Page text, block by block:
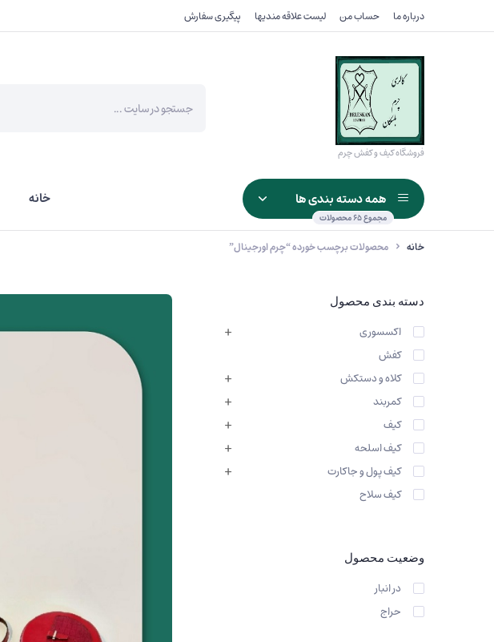
درباره ما حساب من لیست علاقه مندیها پیگیری سفارش
فروشگاه کیف و کفش چرم
search
همه دسته بندی ها
مجموع ۶۵ محصولات
خانه
کیف آقایون
کیف اداری_مدارک
کیف کمربندی_کوله پشتی
کلاه
خانه محصولات برچسب خورده “چرم اورجینال”
دسته بندی محصول
اکسسوری
کفش
کلاه و دستکش
کمربند
کیف
کیف اسلحه
کیف پول و جاکارت
کیف سلاح
وضعیت محصول
در انبار
حراج